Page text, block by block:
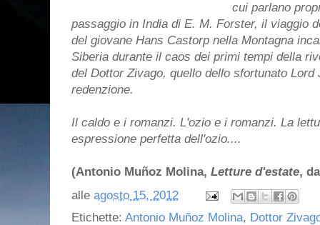
cui parlano
passaggio in India di E. M. Forster, il viaggio
del giovane Hans Castorp nella Montagna
Siberia durante il caos dei primi tempi della
del Dottor Zivago, quello dello sfortunato
redenzione.
Il caldo e i romanzi. L'ozio e i romanzi. La
espressione perfetta dell'ozio....
(Antonio Muñoz Molina, Letture d'estate,
alle agosto 15, 2012
Etichette: Antonio Muñoz Molina, Dottor